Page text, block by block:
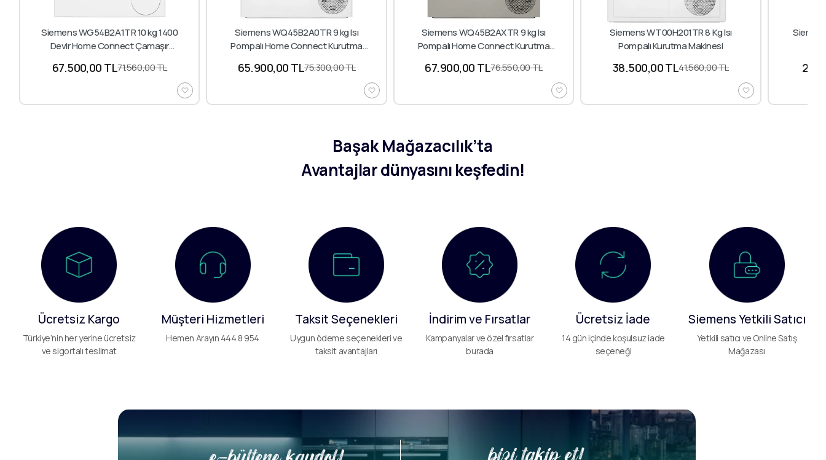
Siemens WG54B2A1TR 10 kg 1400
Devir Home Connect Çamaşır
67.500,00 TL71.560,00 TL
Siemens WQ45B2A0TR 9 kg Isı
Pompalı Home Connect Kurutma
65.900,00 TL75.300,00 TL
Siemens WQ45B2AXTR 9 kg Isı
Pompalı Home Connect Kurutma
67.900,00 TL76.550,00 TL
Siemens WT00H201TR 8 Kg Isı
Pompalı Kurutma Makinesi
38.500,00 TL41.560,00 TL
Başak Mağazacılık’ta
Avantajlar dünyasını keşfedin!
Ücretsiz Kargo
Türkiye’nin her yerine ücretsiz
ve sigortalı teslimat
Müşteri Hizmetleri
Hemen Arayın 444 8 954
Taksit Seçenekleri
Uygun ödeme seçenekleri ve
taksit avantajları
İndirim ve Fırsatlar
Kampanyalar ve özel fırsatlar
burada
Ücretsiz İade
14 gün içinde koşulsuz iade
seçeneği
Siemens Yetkili Satıcı
Yetkili satıcı ve Online Satış
Mağazası